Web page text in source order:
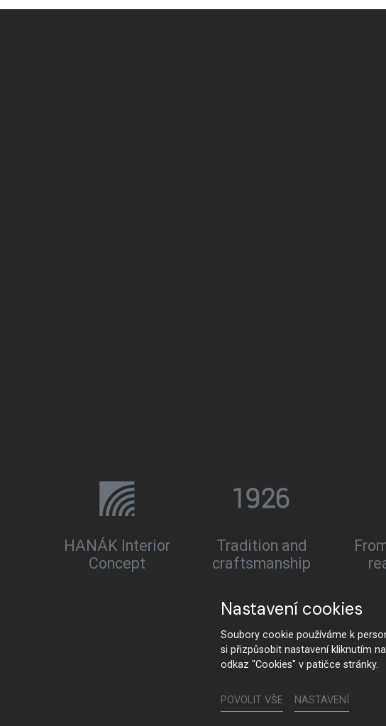
HANÁK Interior
Concept
Tradition and
craftsmanship
Nastavení cookies
Soubory cookie používáme k
si přizpůsobit nastavení kliknutím
odkaz "Cookies" v patičce stránky.
POVOLIT VŠE NASTAVENÍ